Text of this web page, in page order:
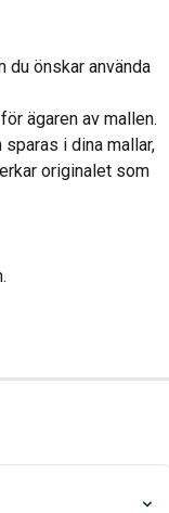
du önskar använda
ägaren av mallen.
i dina mallar,
originalet som